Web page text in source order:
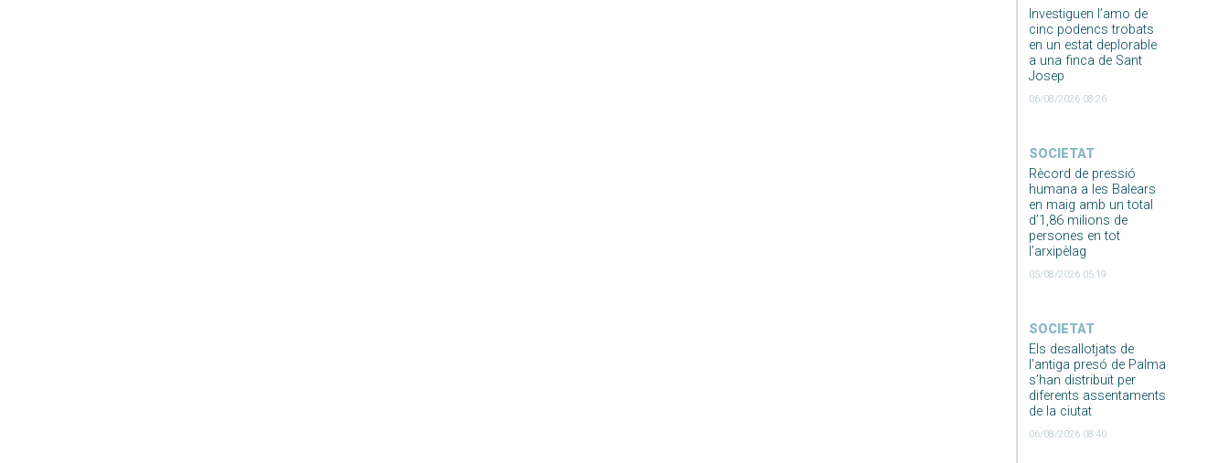
Investiguen l’amo de
cinc podencs trobats
en un estat deplorable
a una finca de Sant
Josep
06/08/2026 08:26
SOCIETAT
Rècord de pressió
humana a les Balears
en maig amb un total
d’1,86 milions de
persones en tot
l’arxipèlag
05/08/2026 05:19
SOCIETAT
Els desallotjats de
l’antiga presó de Palma
s’han distribuït per
diferents assentaments
de la ciutat
06/08/2026 08:40